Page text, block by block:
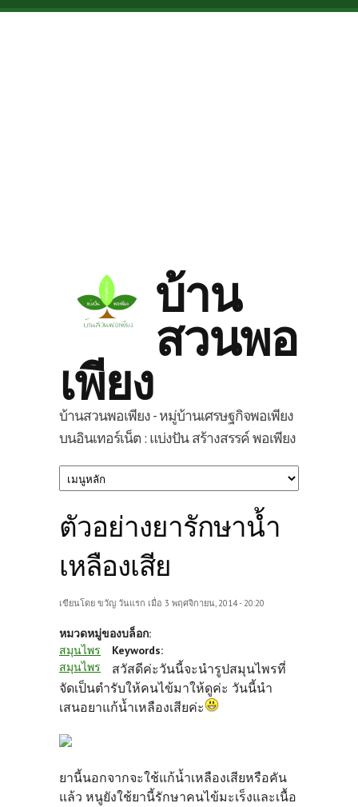
Skip to main content
บ้าน
สวนพอ
เพียง
บ้านสวนพอเพียง - หมู่บ้านเศรษฐกิจพอเพียง
บนอินเทอร์เน็ต : แบ่งปัน สร้างสรรค์ พอเพียง
ตัวอย่างยารักษาน้ำ
เหลืองเสีย
เขียนโดย ขวัญ วันแรก เมื่อ 3 พฤศจิกายน, 2014 - 20:20
หมวดหมู่ของบล็อก:
สมุนไพร
Keywords:
สมุนไพร
สวัสดีค่ะวันนี้จะนำรูปสมุนไพรที่
จัดเป็นตำรับให้คนไข้มาให้ดูค่ะ วันนี้นำ
เสนอยาแก้น้ำเหลืองเสียค่ะ
ยานี้นอกจากจะใช้แก้น้ำเหลืองเสียหรือคัน
แล้ว หนูยังใช้ยานี้รักษาคนไข้มะเร็งและเนื้อ